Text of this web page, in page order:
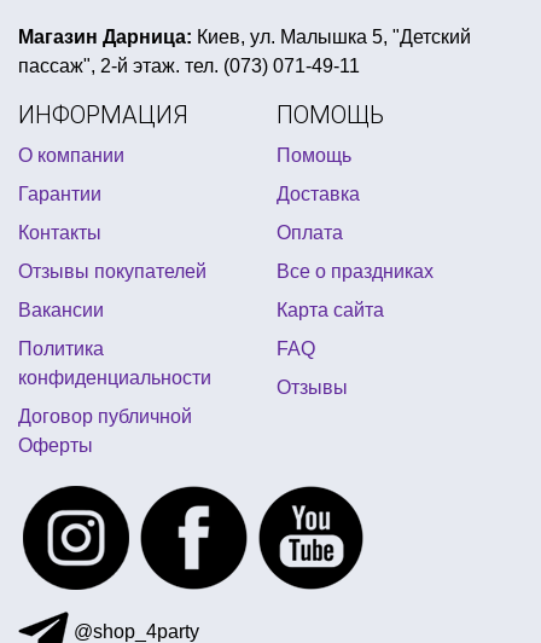
снежинки большие купить
вечеринка в стиле психушки
прикольные часы настенные
гангстер вечеринка одежда
парик клоун
воздушные букеты
мужской маскарадный костюм
ярмарка в школе оформление
маленькие воздушные шарики купить
новогодние костюмы насекомых
праздничные шпажки
святой патрик костюмы
круглые фольгированные шары
вечеринка в черном
Магазин Дарница: Киев, ул. Малышка 5, "Детский
пассаж", 2-й этаж. тел. (073) 071-49-11
ИНФОРМАЦИЯ
О компании
Гарантии
Контакты
Отзывы покупателей
Вакансии
Политика
конфиденциальности
Договор публичной
Оферты
ПОМОЩЬ
Помощь
Доставка
Оплата
Все о праздниках
Карта сайта
FAQ
Отзывы
@shop_4party